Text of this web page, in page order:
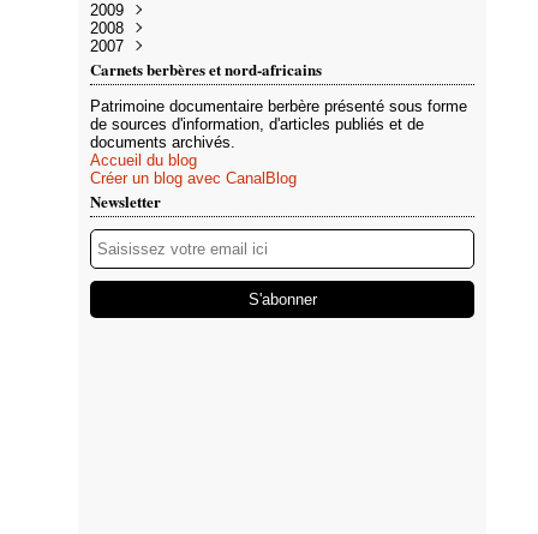
2009
Avril
Mars
2008
Novembre
Septembre(2)
Juillet(2)
Juin(6)
Mai(25)
Avril(18)
Mars(19)
Février(9)
(92)
2007
Décembre(22)
Novembre(1)
Carnets berbères et nord-africains
Patrimoine documentaire berbère présenté sous forme
de sources d'information, d'articles publiés et de
documents archivés.
Accueil du blog
Créer un blog avec CanalBlog
Newsletter